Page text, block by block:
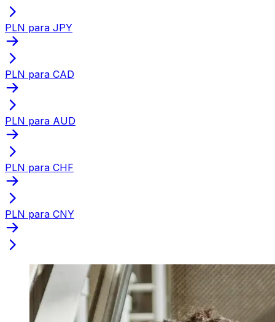
PLN para JPY
PLN para CAD
PLN para AUD
PLN para CHF
PLN para CNY